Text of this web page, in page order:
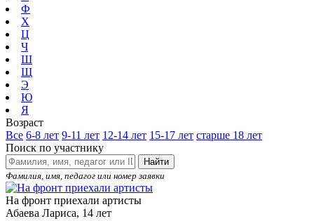
Ф
Х
Ц
Ч
Ш
Щ
Э
Ю
Я
Возраст
Все 6-8 лет 9-11 лет 12-14 лет 15-17 лет старше 18 лет
Поиск по участнику
Найти
Фамилия, имя, педагог или номер заявки
На фронт приехали артисты
Абаева Лариса, 14 лет